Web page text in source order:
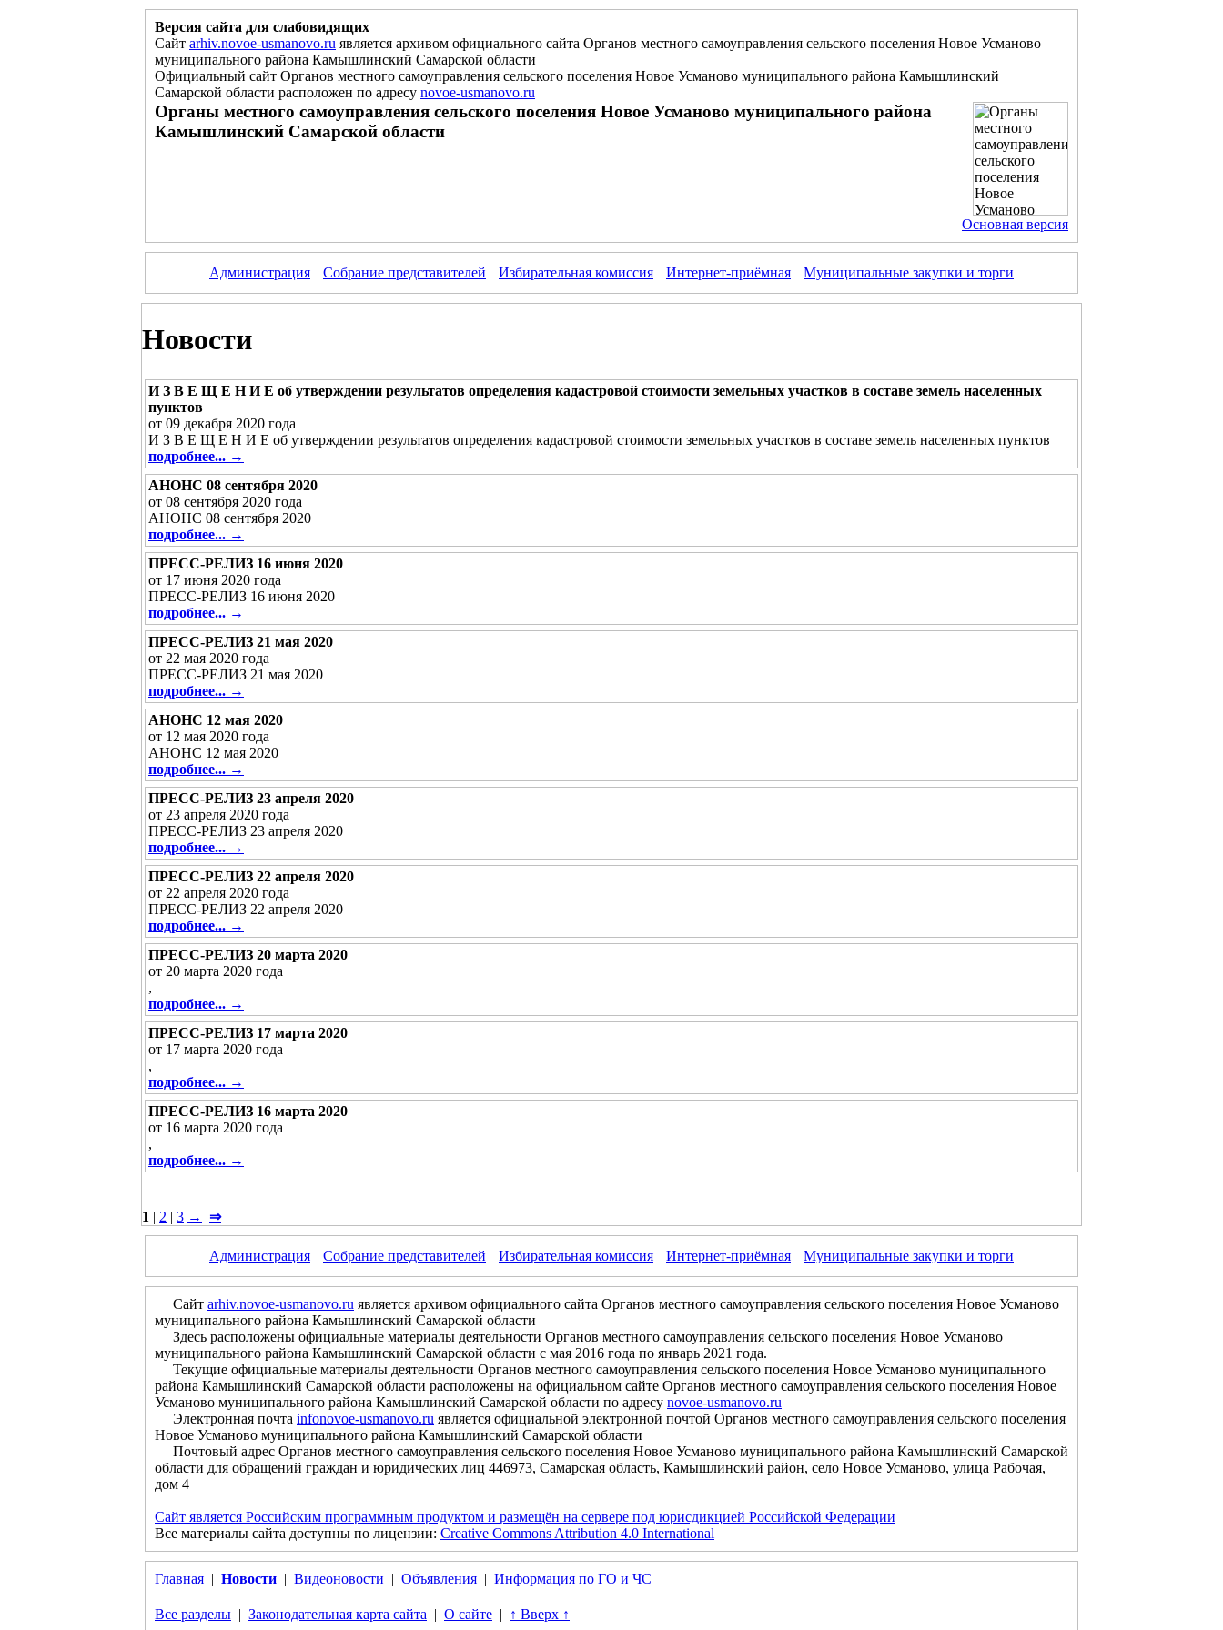
Версия сайта для слабовидящих
Сайт arhiv.novoe-usmanovo.ru является архивом официального сайта Органов местного самоуправления сельского поселения Новое Усманово
муниципального района Камышлинский Самарской области
Официальный сайт Органов местного самоуправления сельского поселения Новое Усманово муниципального района Камышлинский
Самарской области расположен по адресу novoe-usmanovo.ru
Органы местного самоуправления сельского поселения Новое Усманово муниципального района
Камышлинский Самарской области
Основная версия
Администрация Собрание представителей Избирательная комиссия Интернет-приёмная Муниципальные закупки и торги
Новости
И З В Е Щ Е Н И Е об утверждении результатов определения кадастровой стоимости земельных участков в составе земель населенных
пунктов
от 09 декабря 2020 года
И З В Е Щ Е Н И Е об утверждении результатов определения кадастровой стоимости земельных участков в составе земель населенных пунктов
подробнее... →
АНОНС 08 сентября 2020
от 08 сентября 2020 года
АНОНС 08 сентября 2020
подробнее... →
ПРЕСС-РЕЛИЗ 16 июня 2020
от 17 июня 2020 года
ПРЕСС-РЕЛИЗ 16 июня 2020
подробнее... →
ПРЕСС-РЕЛИЗ 21 мая 2020
от 22 мая 2020 года
ПРЕСС-РЕЛИЗ 21 мая 2020
подробнее... →
АНОНС 12 мая 2020
от 12 мая 2020 года
АНОНС 12 мая 2020
подробнее... →
ПРЕСС-РЕЛИЗ 23 апреля 2020
от 23 апреля 2020 года
ПРЕСС-РЕЛИЗ 23 апреля 2020
подробнее... →
ПРЕСС-РЕЛИЗ 22 апреля 2020
от 22 апреля 2020 года
ПРЕСС-РЕЛИЗ 22 апреля 2020
подробнее... →
ПРЕСС-РЕЛИЗ 20 марта 2020
от 20 марта 2020 года
,
подробнее... →
ПРЕСС-РЕЛИЗ 17 марта 2020
от 17 марта 2020 года
,
подробнее... →
ПРЕСС-РЕЛИЗ 16 марта 2020
от 16 марта 2020 года
,
подробнее... →
1 | 2 | 3 → ⇒
Администрация Собрание представителей Избирательная комиссия Интернет-приёмная Муниципальные закупки и торги
Сайт arhiv.novoe-usmanovo.ru является архивом официального сайта Органов местного самоуправления сельского поселения Новое Усманово
муниципального района Камышлинский Самарской области
Здесь расположены официальные материалы деятельности Органов местного самоуправления сельского поселения Новое Усманово
муниципального района Камышлинский Самарской области с мая 2016 года по январь 2021 года.
Текущие официальные материалы деятельности Органов местного самоуправления сельского поселения Новое Усманово муниципального
района Камышлинский Самарской области расположены на официальном сайте Органов местного самоуправления сельского поселения Новое
Усманово муниципального района Камышлинский Самарской области по адресу novoe-usmanovo.ru
Электронная почта infonovoe-usmanovo.ru является официальной электронной почтой Органов местного самоуправления сельского поселения
Новое Усманово муниципального района Камышлинский Самарской области
Почтовый адрес Органов местного самоуправления сельского поселения Новое Усманово муниципального района Камышлинский Самарской
области для обращений граждан и юридических лиц 446973, Самарская область, Камышлинский район, село Новое Усманово, улица Рабочая,
дом 4
Сайт является Российским программным продуктом и размещён на сервере под юрисдикцией Российской Федерации
Все материалы сайта доступны по лицензии: Creative Commons Attribution 4.0 International
Главная | Новости | Видеоновости | Объявления | Информация по ГО и ЧС
Все разделы | Законодательная карта сайта | О сайте | ↑ Вверх ↑